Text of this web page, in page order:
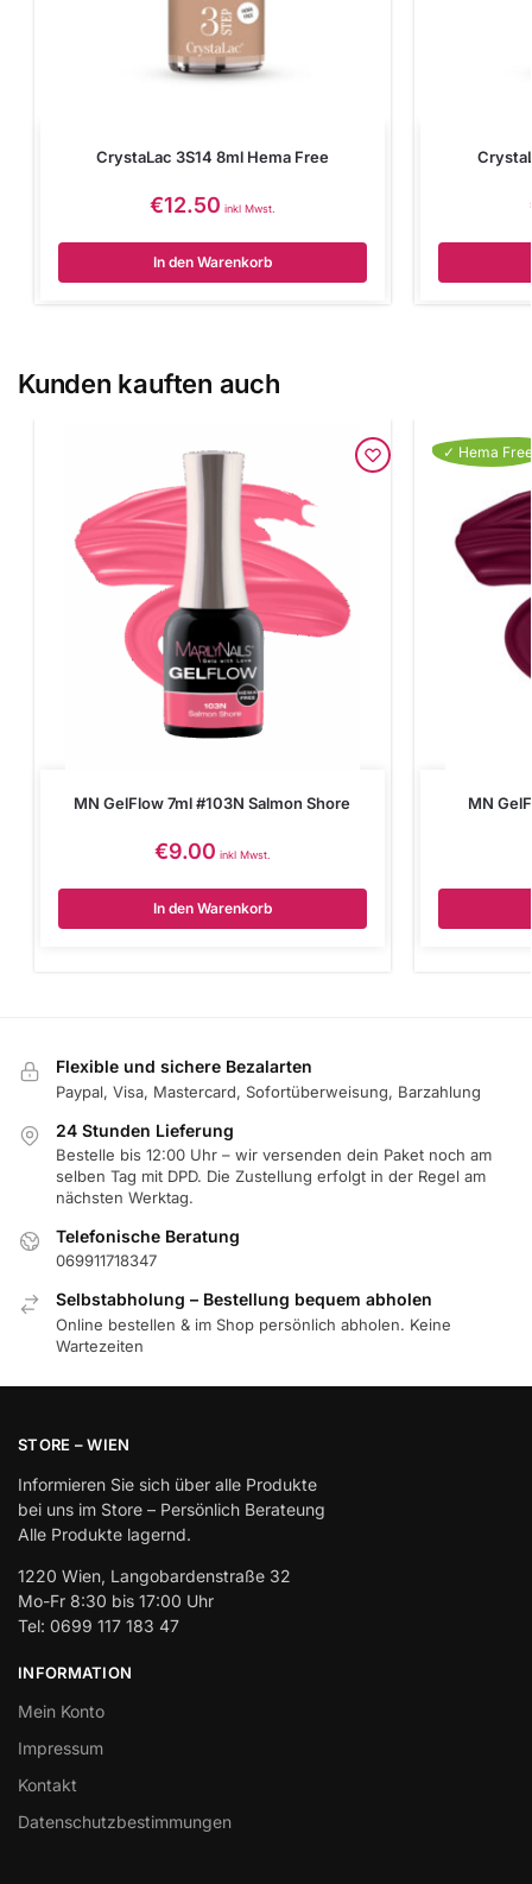
CrystaLac 3S14 8ml Hema Free
€12.50 inkl Mwst.
In den Warenkorb
Kunden kauften auch
MN GelFlow 7ml #103N Salmon Shore
€9.00 inkl Mwst.
In den Warenkorb
✓ Hema Free
MN
Flexible und sichere Bezalarten
Paypal, Visa, Mastercard, Sofortüberweisung, Barzahlung
24 Stunden Lieferung
Bestelle bis 12:00 Uhr – wir versenden dein Paket noch am
selben Tag mit DPD. Die Zustellung erfolgt in der Regel am
nächsten Werktag.
Telefonische Beratung
069911718347
Selbstabholung – Bestellung bequem abholen
Online bestellen & im Shop persönlich abholen. Keine
Wartezeiten
STORE – WIEN
Informieren Sie sich über alle Produkte
bei uns im Store – Persönlich Berateung
Alle Produkte lagernd.
1220 Wien, Langobardenstraße 32
Mo-Fr 8:30 bis 17:00 Uhr
Tel: 0699 117 183 47
INFORMATION
Mein Konto
Impressum
Kontakt
Datenschutzbestimmungen